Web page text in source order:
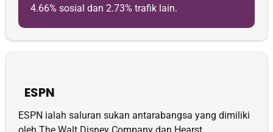
4.66% sosial dan 2.73% trafik lain.
ESPN
ESPN ialah saluran sukan antarabangsa yang dimiliki